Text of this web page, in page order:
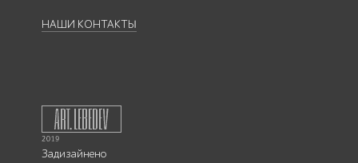
НАШИ КОНТАКТЫ
Задизайнено